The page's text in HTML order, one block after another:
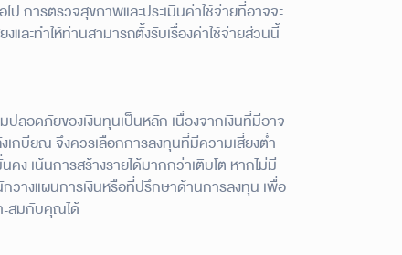
การตรวจสุขภาพและประเมินค่าใช้จ่ายที่อาจจะ
และทำให้ท่านสามารถตั้งรับเรื่องค่าใช้จ่ายส่วนนี้
ลอดภัยของเงินทุนเป็นหลัก เนื่องจากเงินที่มีอาจ
เกษียณ จึงควรเลือกการลงทุนที่มีความเสี่ยงต่ำ
ง เน้นการสร้างรายได้มากกว่าเติบโต หากไม่มี
วางแผนการเงินหรือที่ปรึกษาด้านการลงทุน เพื่อ
ะสมกับคุณได้